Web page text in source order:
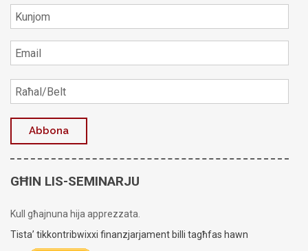
GĦIN LIS-SEMINARJU
Kull għajnuna hija apprezzata.
Tista’ tikkontribwixxi finanzjarjament billi tagħfas hawn